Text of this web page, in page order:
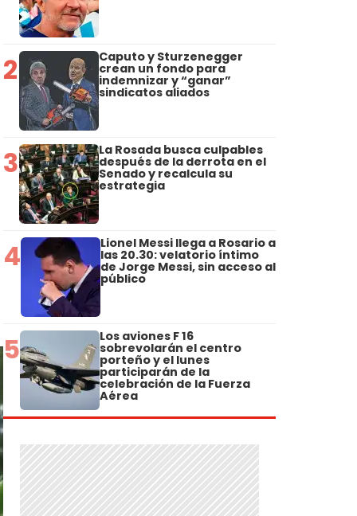
2 Caputo y Sturzenegger
crean un fondo para
indemnizar y “ganar”
sindicatos aliados
3 La Rosada busca culpables
después de la derrota en el
Senado y recalcula su
estrategia
4 Lionel Messi llega a Rosario a
las 20.30: velatorio íntimo
de Jorge Messi, sin acceso al
público
5 Los aviones F 16
sobrevolarán el centro
porteño y el lunes
participarán de la
celebración de la Fuerza
Aérea